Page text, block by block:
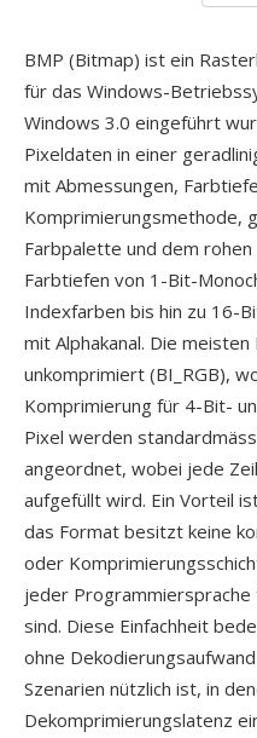
BMP (Bitmap) ist ein
für das Windows-
Windows 3.0 eingeführt
Pixeldaten in einer
mit Abmessungen,
Komprimierungsmethode,
Farbpalette und dem
Farbtiefen von 1-Bit-
Indexfarben bis hin zu 16-
mit Alphakanal. Die
unkomprimiert (BI_RGB),
Komprimierung für 4-Bit-
Pixel werden
angeordnet, wobei jede
aufgefüllt wird. Ein Vorteil
das Format besitzt keine
oder
jeder
sind. Diese Einfachheit
ohne
Szenarien nützlich ist, in
Dekomprimierungslatenz